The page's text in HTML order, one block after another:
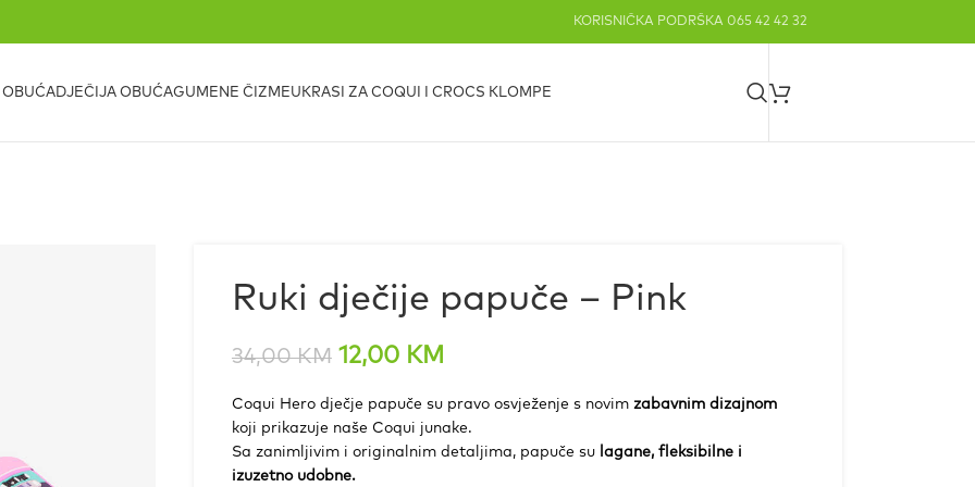
KORISNIČKA PODRŠKA 065 42 42 32
OBUĆA DJEČIJA OBUĆAGUMENE ČIZMEUKRASI ZA COQUI I CROCS KLOMPE
Ruki dječije papuče – Pink
34,00KM 12,00 KM
Coqui Hero dječje papuče su pravo osvježenje s novim zabavnim dizajnom
koji prikazuje naše Coqui junake.
Sa zanimljivim i originalnim detaljima, papuče sulagane, fleksibilne i
izuzetno udobne.